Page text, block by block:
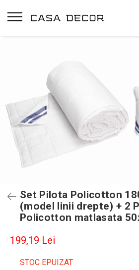
Set Pilota Policotton
(model linii drepte) + 2
Policotton matlasata
199,19 Lei
STOC EPUIZAT